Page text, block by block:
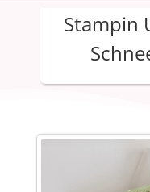
Stampin